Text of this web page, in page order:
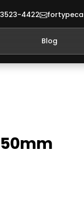
4422
Blog